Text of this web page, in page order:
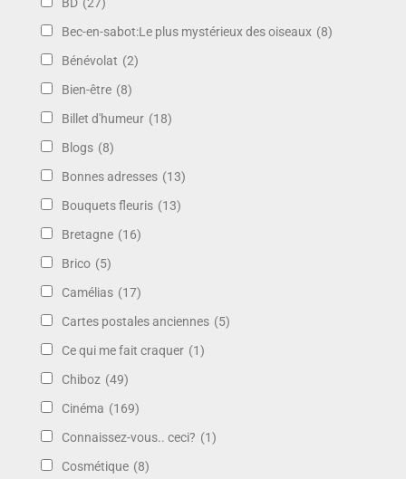
Bec-en-sabot:Le plus mystérieux des oiseaux (8)
Bénévolat (2)
Bien-être (8)
Billet d'humeur (18)
Blogs (8)
Bonnes adresses (13)
Bouquets fleuris (13)
Bretagne (16)
Brico (5)
Camélias (17)
Cartes postales anciennes (5)
Ce qui me fait craquer (1)
Chiboz (49)
Cinéma (169)
Connaissez-vous.. ceci? (1)
Cosmétique (8)